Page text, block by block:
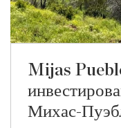
Mijas
Михас-